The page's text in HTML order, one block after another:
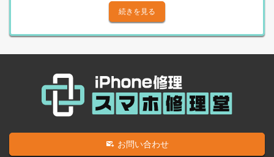
Androidその他部品修理
Android基板破損修理（重度）
Androidロゴループ、システム復旧
Android基板破損修理（軽度）
iPad修理実績
iPadフロントパネル交換修理（ガラス割れ・タッチ不
iPhone XS Max
iPhone XR
iPhone 11
iPhone 11 Pro
iPhone 11 Pro Max
続きを見る
お問い合わせ